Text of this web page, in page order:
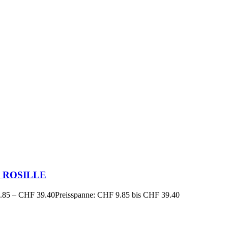
ROSILLE
– CHF 39.40Preisspanne: CHF 9.85 bis CHF 39.40